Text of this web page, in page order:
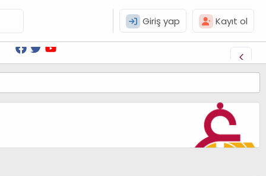
Giriş yap Kayıt ol